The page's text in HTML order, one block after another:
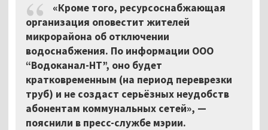
«Кроме того, ресурсоснабжающая
организация оповестит жителей
микрорайона об отключении
водоснабжения. По информации ООО
“Водоканал-НТ”, оно будет
кратковременным (на период переврезки
труб) и не создаст серьёзных неудобств
абонентам коммунальных сетей», —
пояснили в пресс-службе мэрии.